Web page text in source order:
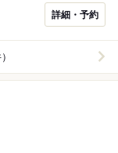
詳細・予約